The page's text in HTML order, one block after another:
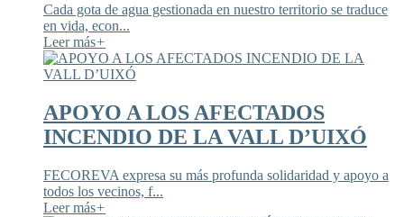
Cada gota de agua gestionada en nuestro territorio se traduce
en vida, econ...
Leer más+
APOYO A LOS AFECTADOS
INCENDIO DE LA VALL D’UIXÓ
FECOREVA expresa su más profunda solidaridad y apoyo a
todos los vecinos, f...
Leer más+